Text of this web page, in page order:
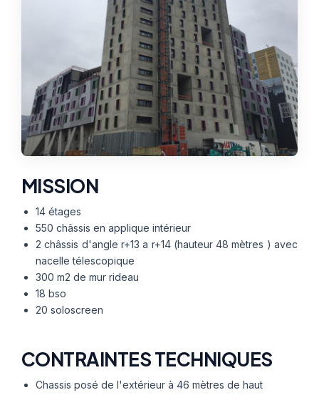
ACTUALITÉS
CONTACT
ETRE RAPPELÉ
MISSION
14 étages
550 châssis en applique intérieur
2 châssis d'angle r+13 a r+14 (hauteur 48 mètres ) avec
nacelle télescopique
300 m2 de mur rideau
18 bso
20 soloscreen
CONTRAINTES TECHNIQUES
Chassis posé de l'extérieur à 46 mètres de haut